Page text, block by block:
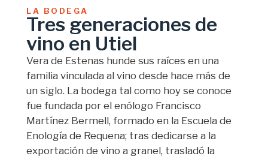
LA BODEGA
Tres generaciones de
vino en Utiel
Vera de Estenas hunde sus raíces en una
familia vinculada al vino desde hace más de
un siglo. La bodega tal como hoy se conoce
fue fundada por el enólogo Francisco
Martínez Bermell, formado en la Escuela de
Enología de Requena; tras dedicarse a la
exportación de vino a granel, trasladó la